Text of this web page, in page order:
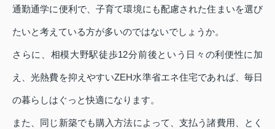
通勤通学に便利で、子育て環境にも配慮された住まいを選び
たいと考えている方が多いのではないでしょうか。
さらに、相模大野駅徒歩12分前後という日々の利便性に加
え、光熱費を抑えやすいZEH水準省エネ住宅であれば、毎日
の暮らしはぐっと快適になります。
また、同じ新築でも購入方法によって、支払う諸費用、とく